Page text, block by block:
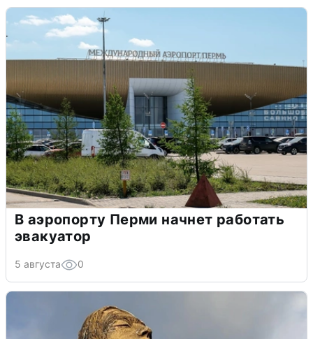
В аэропорту Перми начнет работать
эвакуатор
5 августа 0